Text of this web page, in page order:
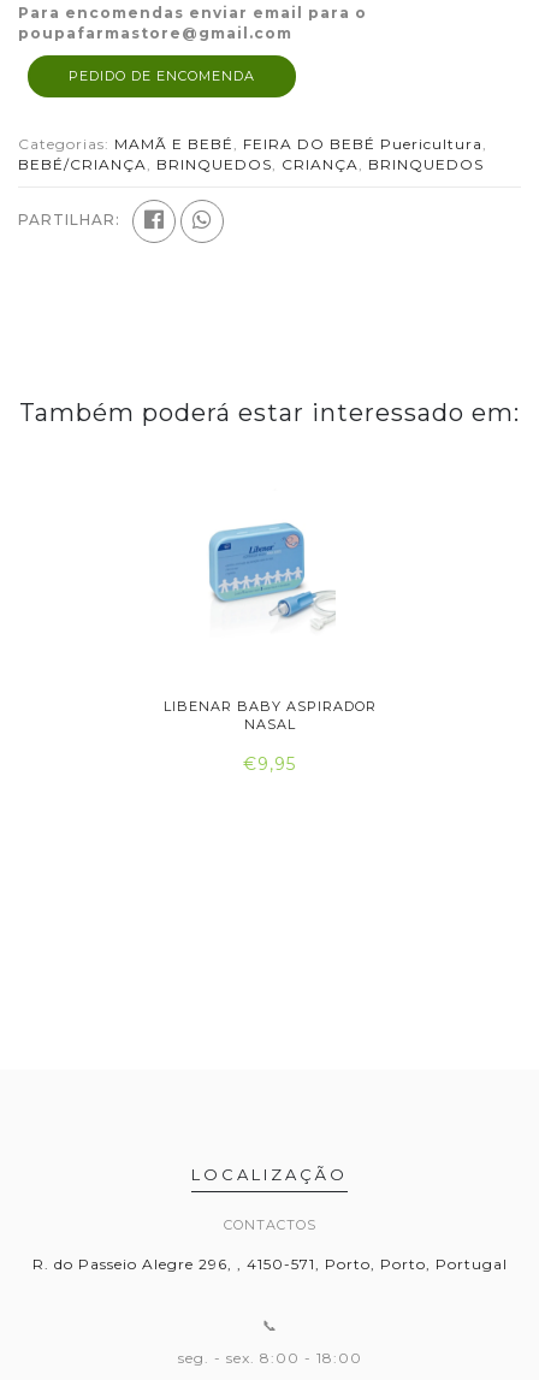
Para encomendas enviar email para o
poupafarmastore@gmail.com
PEDIDO DE ENCOMENDA
Categorias: MAMÃ E BEBÉ , FEIRA DO BEBÉ Puericultura ,
BEBÉ/CRIANÇA, BRINQUEDOS, CRIANÇA, BRINQUEDOS
PARTILHAR:
Também poderá estar interessado em:
LIBENAR BABY ASPIRADOR
NASAL
€9,95
LOCALIZAÇÃO
CONTACTOS
R. do Passeio Alegre 296, , 4150-571, Porto, Porto, Portugal
📞
seg. - sex. 8:00 - 18:00